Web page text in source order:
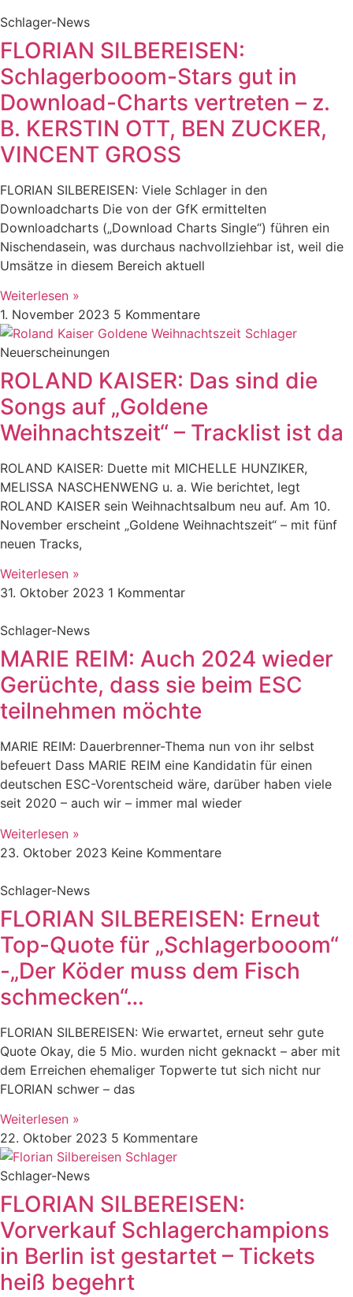
Schlager-News
FLORIAN SILBEREISEN:
Schlagerbooom-Stars gut in
Download-Charts vertreten – z.
B. KERSTIN OTT, BEN ZUCKER,
VINCENT GROSS
FLORIAN SILBEREISEN: Viele Schlager in den
Downloadcharts Die von der GfK ermittelten
Downloadcharts („Download Charts Single“) führen ein
Nischendasein, was durchaus nachvollziehbar ist, weil die
Umsätze in diesem Bereich aktuell
Weiterlesen »
1. November 2023 5 Kommentare
Neuerscheinungen
ROLAND KAISER: Das sind die
Songs auf „Goldene
Weihnachtszeit“ – Tracklist ist da
ROLAND KAISER: Duette mit MICHELLE HUNZIKER,
MELISSA NASCHENWENG u. a. Wie berichtet, legt
ROLAND KAISER sein Weihnachtsalbum neu auf. Am 10.
November erscheint „Goldene Weihnachtszeit“ – mit fünf
neuen Tracks,
Weiterlesen »
31. Oktober 2023 1 Kommentar
Schlager-News
MARIE REIM: Auch 2024 wieder
Gerüchte, dass sie beim ESC
teilnehmen möchte
MARIE REIM: Dauerbrenner-Thema nun von ihr selbst
befeuert Dass MARIE REIM eine Kandidatin für einen
deutschen ESC-Vorentscheid wäre, darüber haben viele
seit 2020 – auch wir – immer mal wieder
Weiterlesen »
23. Oktober 2023 Keine Kommentare
Schlager-News
FLORIAN SILBEREISEN: Erneut
Top-Quote für „Schlagerbooom“
-„Der Köder muss dem Fisch
schmecken“…
FLORIAN SILBEREISEN: Wie erwartet, erneut sehr gute
Quote Okay, die 5 Mio. wurden nicht geknackt – aber mit
dem Erreichen ehemaliger Topwerte tut sich nicht nur
FLORIAN schwer – das
Weiterlesen »
22. Oktober 2023 5 Kommentare
Schlager-News
FLORIAN SILBEREISEN:
Vorverkauf Schlagerchampions
in Berlin ist gestartet – Tickets
heiß begehrt